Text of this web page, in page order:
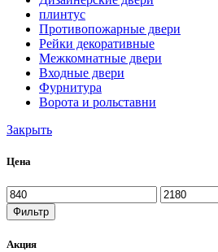
плинтус
Противопожарные двери
Рейки декоративные
Межкомнатные двери
Входные двери
Фурнитура
Ворота и рольставни
Закрыть
Цена
Фильтр
Акция